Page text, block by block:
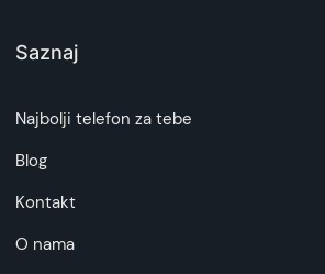
Saznaj
Najbolji telefon za tebe
Blog
Kontakt
O nama